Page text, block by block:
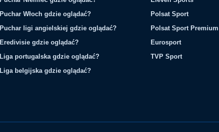
Puchar Włoch gdzie oglądać?
Puchar ligi angielskiej gdzie oglądać?
Eredivisie gdzie oglądać?
Liga portugalska gdzie oglądać?
Liga belgijska gdzie oglądać?
Polsat Sport
Polsat Sport Premium
Eurosport
TVP Sport